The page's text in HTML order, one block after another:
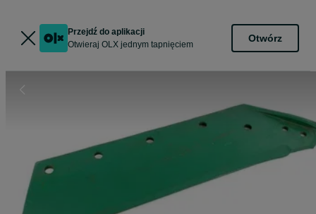
Przejdź do aplikacji
Otwieraj OLX jednym tapnięciem
Otwórz